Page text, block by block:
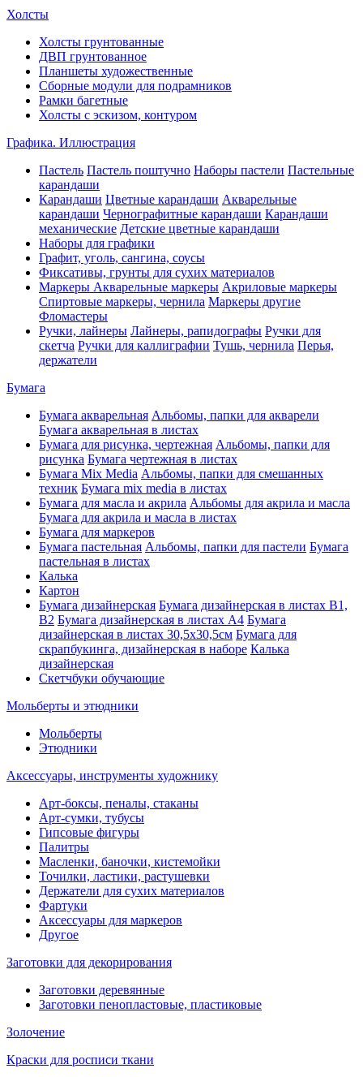
Холсты
Холсты грунтованные
ДВП грунтованное
Планшеты художественные
Сборные модули для подрамников
Рамки багетные
Холсты c эскизом, контуром
Графика. Иллюстрация
Пастель Пастель поштучно Наборы пастели Пастельные
карандаши
Карандаши Цветные карандаши Акварельные
карандаши Чернографитные карандаши Карандаши
механические Детские цветные карандаши
Наборы для графики
Графит, уголь, сангина, соусы
Фиксативы, грунты для сухих материалов
Маркеры Акварельные маркеры Акриловые маркеры
Спиртовые маркеры, чернила Маркеры другие
Фломастеры
Ручки, лайнеры Лайнеры, рапидографы Ручки для
скетча Ручки для каллиграфии Тушь, чернила Перья,
держатели
Бумага
Бумага акварельная Альбомы, папки для акварели
Бумага акварельная в листах
Бумага для рисунка, чертежная Альбомы, папки для
рисунка Бумага чертежная в листах
Бумага Mix Media Альбомы, папки для смешанных
техник Бумага mix media в листах
Бумага для масла и акрила Альбомы для акрила и масла
Бумага для акрила и масла в листах
Бумага для маркеров
Бумага пастельная Альбомы, папки для пастели Бумага
пастельная в листах
Калька
Картон
Бумага дизайнерская Бумага дизайнерская в листах В1,
В2 Бумага дизайнерская в листах А4 Бумага
дизайнерская в листах 30,5х30,5см Бумага для
скрапбукинга, дизайнерская в наборе Калька
дизайнерская
Скетчбуки обучающие
Мольберты и этюдники
Мольберты
Этюдники
Аксессуары, инструменты художнику
Арт-боксы, пеналы, стаканы
Арт-сумки, тубусы
Гипсовые фигуры
Палитры
Масленки, баночки, кистемойки
Точилки, ластики, растушевки
Держатели для сухих материалов
Фартуки
Аксессуары для маркеров
Другое
Заготовки для декорирования
Заготовки деревянные
Заготовки пенопластовые, пластиковые
Золочение
Краски для росписи ткани